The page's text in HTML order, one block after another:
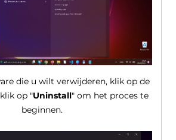
die u wilt verwijderen, klik op de
op "Uninstall" om het proces te
beginnen.